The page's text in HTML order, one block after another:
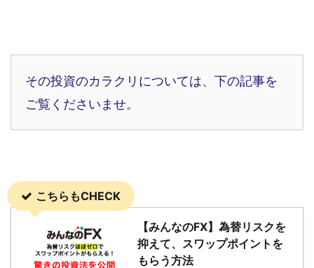
その投資のカラクリについては、下の記事を
ご覧くださいませ。
こちらもCHECK
【みんなのFX】為替リスクを
抑えて、スワップポイントを
もらう方法